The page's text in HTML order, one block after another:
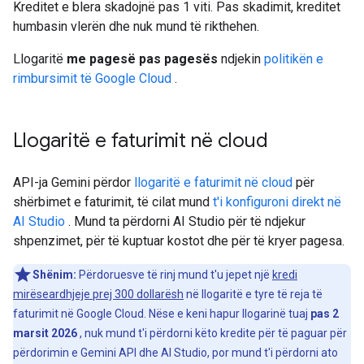
Kreditet e blera skadojnë pas 1 viti. Pas skadimit, kreditet
humbasin vlerën dhe nuk mund të rikthehen.
Llogaritë me pagesë pas pagesës ndjekin politikën e
rimbursimit të Google Cloud .
Llogaritë e faturimit në cloud
API-ja Gemini përdor llogaritë e faturimit në cloud për
shërbimet e faturimit, të cilat mund t'i konfiguroni direkt në
AI Studio . Mund ta përdorni AI Studio për të ndjekur
shpenzimet, për të kuptuar kostot dhe për të kryer pagesa.
Shënim: Përdoruesve të rinj mund t'u jepet një kredi
mirëseardhjeje prej 300 dollarësh në llogaritë e tyre të reja të
faturimit në Google Cloud. Nëse e keni hapur llogarinë tuaj pas 2
marsit 2026, nuk mund t'i përdorni këto kredite për të paguar për
përdorimin e Gemini API dhe AI ​​Studio, por mund t'i përdorni ato